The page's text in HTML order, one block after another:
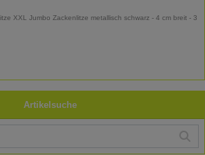
XXL Jumbo Zackenlitze metallisch schwarz - 4 cm breit - 3
Artikelsuche